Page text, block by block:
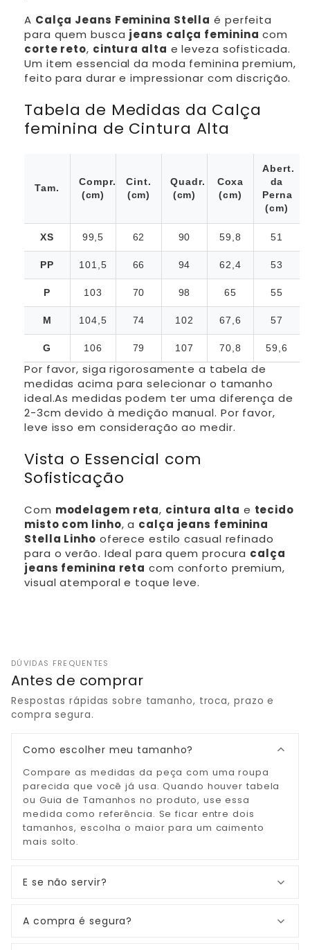
A Calça Jeans Feminina Stella é perfeita
para quem busca jeans calça feminina com
corte reto, cintura alta e leveza sofisticada.
Um item essencial da moda feminina premium,
feito para durar e impressionar com discrição.
Tabela de Medidas da Calça
feminina de Cintura Alta
Tam.
Compr.
(cm)
Cint.
(cm)
Quadr.
(cm)
Coxa
(cm)
Abert.
da
Perna
(cm)
XS 99,5 62 90 59,8 51
PP 101,5 66 94 62,4 53
P 103 70 98 65 55
M 104,5 74 102 67,6 57
G 106 79 107 70,8 59,6
Por favor, siga rigorosamente a tabela de
medidas acima para selecionar o tamanho
ideal.As medidas podem ter uma diferença de
2-3cm devido à medição manual. Por favor,
leve isso em consideração ao medir.
Vista o Essencial com
Sofisticação
Com modelagem reta, cintura alta e tecido
misto com linho, a calça jeans feminina
Stella Linho oferece estilo casual refinado
para o verão. Ideal para quem procura calça
jeans feminina reta com conforto premium,
visual atemporal e toque leve.
DÚVIDAS FREQUENTES
Antes de comprar
Respostas rápidas sobre tamanho, troca, prazo e
compra segura.
Como escolher meu tamanho?
Compare as medidas da peça com uma roupa
parecida que você já usa. Quando houver tabela
ou Guia de Tamanhos no produto, use essa
medida como referência. Se ficar entre dois
tamanhos, escolha o maior para um caimento
mais solto.
E se não servir?
A compra é segura?